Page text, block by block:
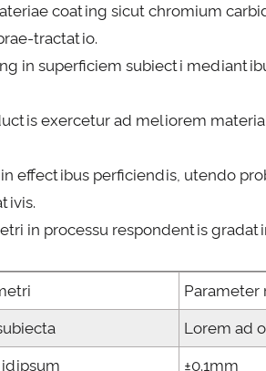
coating sicut chromium
tractatio.
in superficiem subiecti
exercetur ad meliorem
effectibus perficiendis, utendo
in processu respondentis
Parameter
Lorem ad
±0.1mm